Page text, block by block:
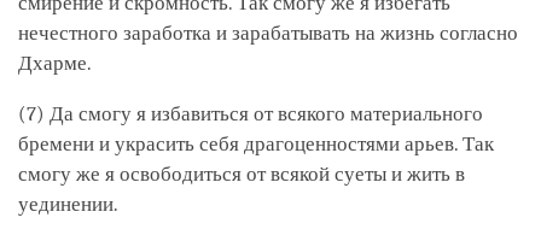
нечестного заработка и зарабатывать на жизнь согласно
Дхарме.
(7) Да смогу я избавиться от всякого материального
бремени и украсить себя драгоценностями арьев. Так
смогу же я освободиться от всякой суеты и жить в
уединении.